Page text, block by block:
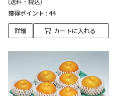
獲得ポイント : 44
詳細 カートに入れる